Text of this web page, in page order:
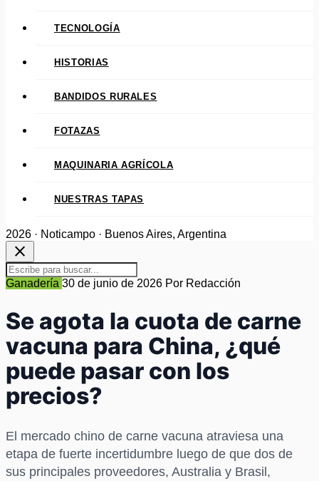
TECNOLOGÍA
HISTORIAS
BANDIDOS RURALES
FOTAZAS
MAQUINARIA AGRÍCOLA
NUESTRAS TAPAS
2026 · Noticampo · Buenos Aires, Argentina
close
Ganadería 30 de junio de 2026 Por Redacción
Se agota la cuota de carne
vacuna para China, ¿qué
puede pasar con los
precios?
El mercado chino de carne vacuna atraviesa una
etapa de fuerte incertidumbre luego de que dos de
sus principales proveedores, Australia y Brasil,